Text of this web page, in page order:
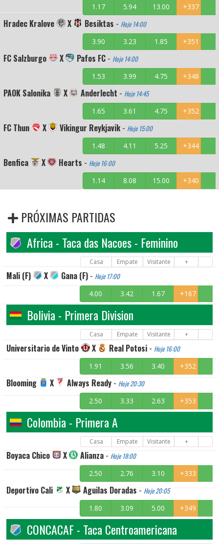
1.17 5.94 13.00 +337
Hradec Kralove X Besiktas - Hoje 14:00
3.90 3.23 1.85 +351
FC Salzburgo X Pafos FC - Hoje 14:00
1.53 3.99 4.75 +348
PAOK Salonika X Anderlecht - Hoje 14:45
1.65 3.61 4.75 +352
FC Thun X Vikingur Reykjavik- Hoje 15:00
1.48 4.11 5.25 +344
Benfica X Hearts - Hoje 16:00
1.14 8.08 15.00 +340
PRÓXIMAS PARTIDAS
Africa - Taca das Nacoes - Feminino
Casa Empate Visitante +
Mali (F) X Gana (F) - Hoje 17:00
4.00 3.42 1.67 +167
Bolivia - Primera Division
Casa Empate Visitante +
Universitario de Vinto X Real Potosi - Hoje 16:00
1.91 3.56 3.40 +352
Blooming X Always Ready - Hoje 20:30
2.50 3.33 2.63 +353
Colombia - Primera A
Casa Empate Visitante +
Boyaca Chico X Alianza - Hoje 18:00
2.50 2.76 3.10 +333
Deportivo Cali X Aguilas Doradas - Hoje 20:05
1.80 3.09 5.00 +349
CONCACAF - Taca Centroamericana